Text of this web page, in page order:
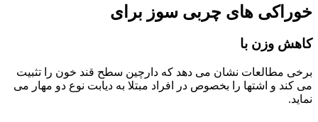
خوراکی های چربی سوز برای
کاهش وزن با
برخی مطالعات نشان می دهد که دارچین سطح قند خون را تثبیت
می کند و اشتها را بخصوص در افراد مبتلا به دیابت نوع دو مهار می
نماید.